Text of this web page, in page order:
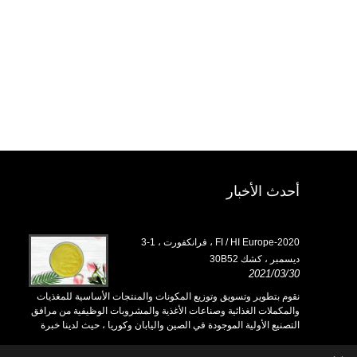
أحدث الأخبار
2020-FI / HI Europe ، فرانكفورت ، 1-3
ديسمبر ، كشك 30B52
2021/03/30
نقوم بتطوير وتسويق وتوزيع المكونات والمنتجات الأساسية للمغذيات
والمكملات الغذائية وصناعات الأغذية والمشروبات الوظيفية من مرافق
التصنيع الأولية الموجودة في الصين واليابان وكوريا ، حيث لدينا خبرة